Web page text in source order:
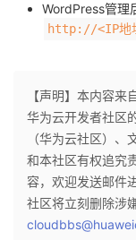
WordPress管理
http://<IP地
【声明】本内容
华为云开发者社区
（华为云社区）
和本社区有权追究
容，欢迎发送邮件
社区将立刻删除涉